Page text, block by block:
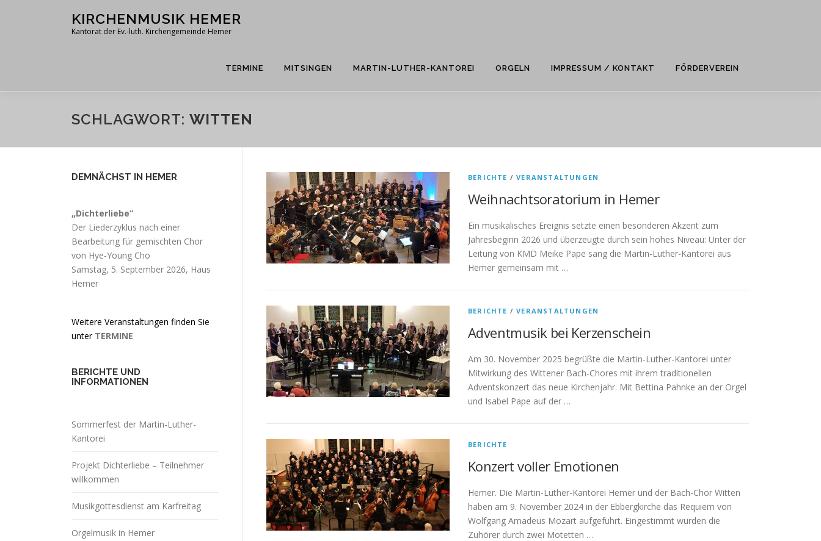
KIRCHENMUSIK HEMER
Kantorat der Ev.-luth. Kirchengemeinde Hemer
TERMINE MITSINGEN MARTIN-LUTHER-KANTOREI ORGELN IMPRESSUM / KONTAKT FÖRDERVEREIN
SCHLAGWORT: WITTEN
BERICHTE /VERANSTALTUNGEN
Weihnachtsoratorium in Hemer
Ein musikalisches Ereignis setzte einen besonderen Akzent zum
Jahresbeginn 2026 und überzeugte durch sein hohes Niveau: Unter der
Leitung von KMD Meike Pape sang die Martin-Luther-Kantorei aus
Hemer gemeinsam mit …
BERICHTE /VERANSTALTUNGEN
Adventmusik bei Kerzenschein
Am 30. November 2025 begrüßte die Martin-Luther-Kantorei unter
Mitwirkung des Wittener Bach-Chores mit ihrem traditionellen
Adventskonzert das neue Kirchenjahr. Mit Bettina Pahnke an der Orgel
und Isabel Pape auf der …
BERICHTE
Konzert voller Emotionen
Hemer. Die Martin-Luther-Kantorei Hemer und der Bach-Chor Witten
haben am 9. November 2024 in der Ebbergkirche das Requiem von
Wolfgang Amadeus Mozart aufgeführt. Eingestimmt wurden die
Zuhörer durch zwei Motetten …
DEMNÄCHST IN HEMER
„Dichterliebe“
Der Liederzyklus nach einer
Bearbeitung für gemischten Chor
von Hye-Young Cho
Samstag, 5. September 2026, Haus
Hemer
Weitere Veranstaltungen finden Sie
unter TERMINE
BERICHTE UND
INFORMATIONEN
Sommerfest der Martin-Luther-
Kantorei
Projekt Dichterliebe – Teilnehmer
willkommen
Musikgottesdienst am Karfreitag
Orgelmusik in Hemer